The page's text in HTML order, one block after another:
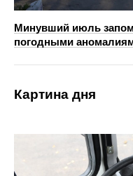
Минувший июль
погодными
Картина дня